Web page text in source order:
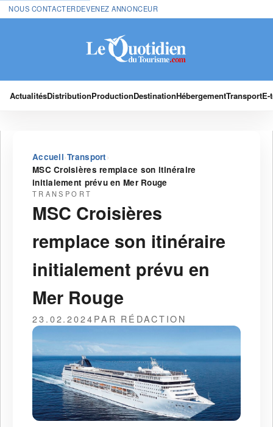
NOUS CONTACTERDEVENEZ ANNONCEUR
ActualitésDistributionProductionDestinationHébergementTransport
Accueil›Transport ›
MSC Croisières remplace son itinéraire
initialement prévu en Mer Rouge
TRANSPORT
MSC Croisières
remplace son itinéraire
initialement prévu en
Mer Rouge
23.02.2024PAR RÉDACTION